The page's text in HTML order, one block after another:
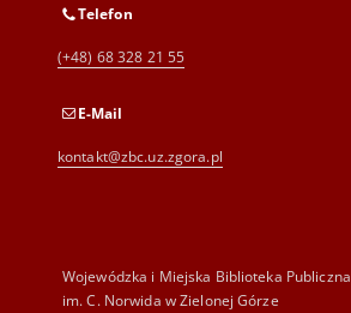
Telefon
(+48) 68 328 21 55
E-Mail
kontakt@zbc.uz.zgora.pl
Wojewódzka i Miejska Biblioteka Publiczna
im. C. Norwida w Zielonej Górze